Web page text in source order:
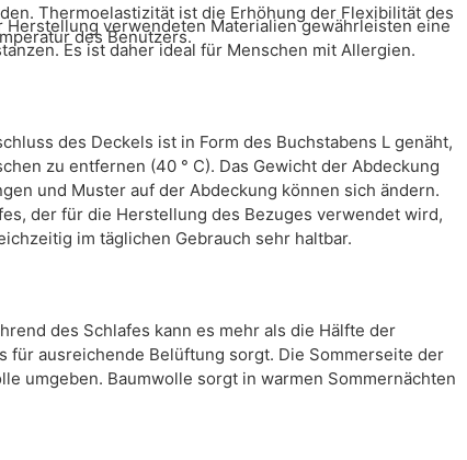
Thermoelastizität ist die Erhöhung der Flexibilität des
des Benutzers.
verwendeten Materialien gewährleisten eine
Es ist daher ideal für Menschen mit Allergien.
des Deckels ist in Form des Buchstabens L genäht,
zu entfernen (40 ° C). Das Gewicht der Abdeckung
und Muster auf der Abdeckung können sich ändern.
der für die Herstellung des Bezuges verwendet wird,
im täglichen Gebrauch sehr haltbar.
des Schlafes kann es mehr als die Hälfte der
für ausreichende Belüftung sorgt. Die Sommerseite der
umgeben. Baumwolle sorgt in warmen Sommernächten